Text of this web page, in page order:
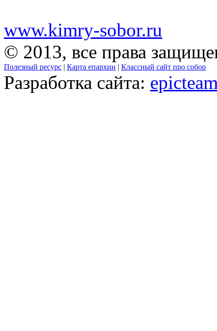
www.kimry-sobor.ru
© 2013, все права
Полезный ресурс | Карта епархии | Классный сайт про собор
Разработка сайта: